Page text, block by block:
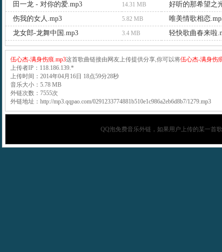
田一龙 - 对你的爱.mp3
14.31 MB
好听的那希望之
伤我的女人.mp3
5.82 MB
唯美情歌相恋
龙女郎-龙舞中国.mp3
3.4 MB 轻快歌曲春来啦
伍心杰-满身伤痕.mp3这首歌曲链接由网友上传提供分享,你可以将伍心杰-满身伤
上传者IP：118.186.139.*
上传时间：2014年04月16日 18点59分28秒
音乐大小：5.78 MB
外链次数：7555次
外链地址：http://mp3.qqpao.com/0291233774881b510e1c986a2eb6d8b7/1279.mp3
QQ泡免费音乐外链，如果用户上传的某一首